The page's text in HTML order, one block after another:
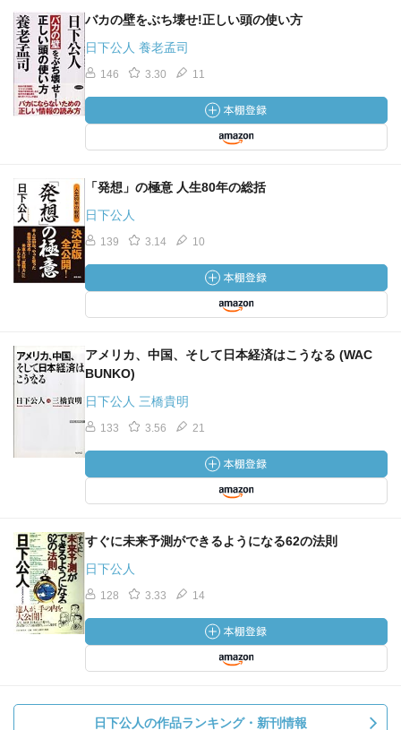
バカの壁をぶち壊せ!正しい頭の使い方
日下公人 養老孟司
146 3.30 11
「発想」の極意 人生80年の総括
日下公人
139 3.14 10
アメリカ、中国、そして日本経済はこうなる (WAC
BUNKO)
日下公人 三橋貴明
133 3.56 21
すぐに未来予測ができるようになる62の法則
日下公人
128 3.33 14
日下公人の作品ランキング・新刊情報